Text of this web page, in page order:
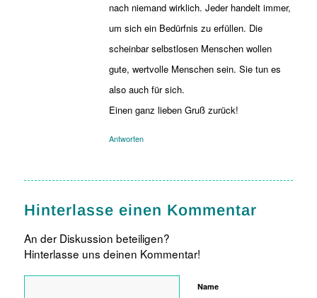
nach niemand wirklich. Jeder handelt immer,
um sich ein Bedürfnis zu erfüllen. Die
scheinbar selbstlosen Menschen wollen
gute, wertvolle Menschen sein. Sie tun es
also auch für sich.
Einen ganz lieben Gruß zurück!
Antworten
Hinterlasse einen Kommentar
An der Diskussion beteiligen?
Hinterlasse uns deinen Kommentar!
Name